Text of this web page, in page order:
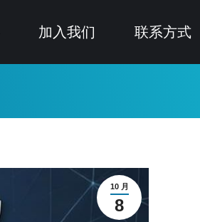
加入我们 联系方式
10 月
8